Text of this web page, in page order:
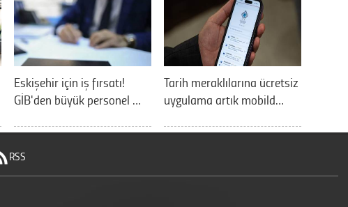
Eskişehir için iş fırsatı!
GİB'den büyük personel …
Tarih meraklılarına ücretsiz
uygulama artık mobild…
RSS